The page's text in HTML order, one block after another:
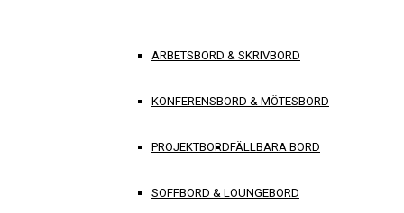
ARBETSBORD & SKRIVBORD
KONFERENSBORD & MÖTESBORD
PROJEKTBORDFÄLLBARA BORD
SOFFBORD & LOUNGEBORD